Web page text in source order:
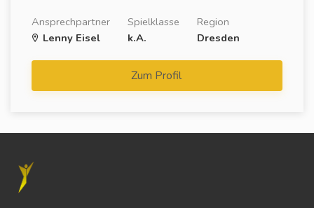
Ansprechpartner
Lenny Eisel
Spielklasse
k.A.
Region
Dresden
Zum Profil